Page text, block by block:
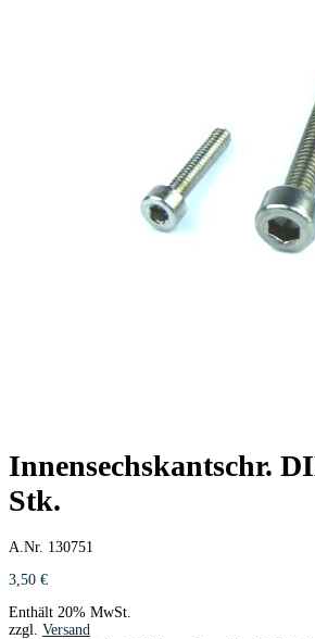
Innensechskantschr.
Stk.
A.Nr. 130751
3,50 €
Enthält 20% MwSt.
zzgl. Versand